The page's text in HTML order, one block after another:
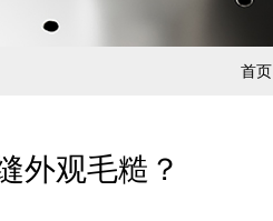
首页
外观毛糙？